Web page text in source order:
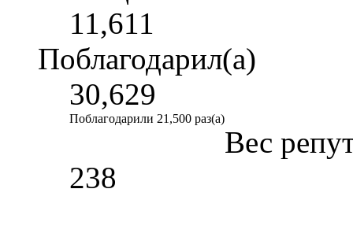
11,611
Поблагодарил(а)
30,629
Поблагодарили 21,500 раз(а)
Вес
238